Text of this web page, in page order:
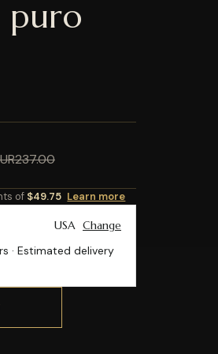
puro
of $49.75 Learn more
USA Change
· Estimated delivery